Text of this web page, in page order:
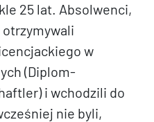
25 lat. Absolwenci,
w
(Diplom-
i wchodzili do
nie byli,